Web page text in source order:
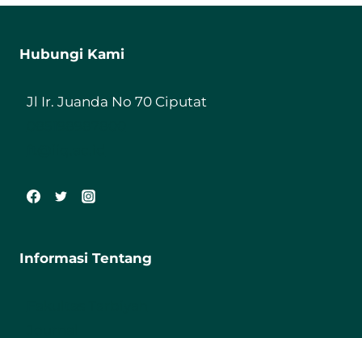
Hubungi Kami
Jl Ir. Juanda No 70 Ciputat
Informasi Tentang